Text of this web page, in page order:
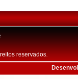
reservados.